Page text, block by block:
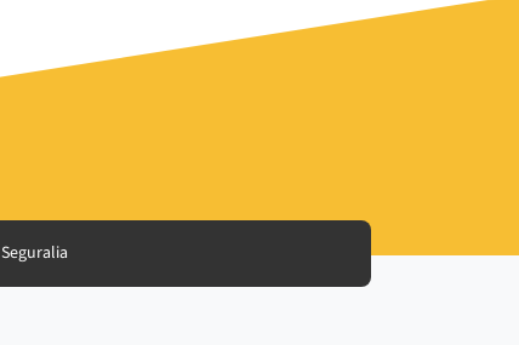
Seguralia